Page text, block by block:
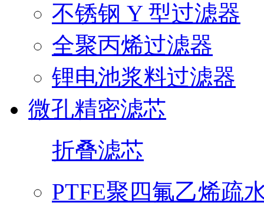
不锈钢 Y 型过滤器
全聚丙烯过滤器
锂电池浆料过滤器
微孔精密滤芯
折叠滤芯
PTFE聚四氟乙烯疏